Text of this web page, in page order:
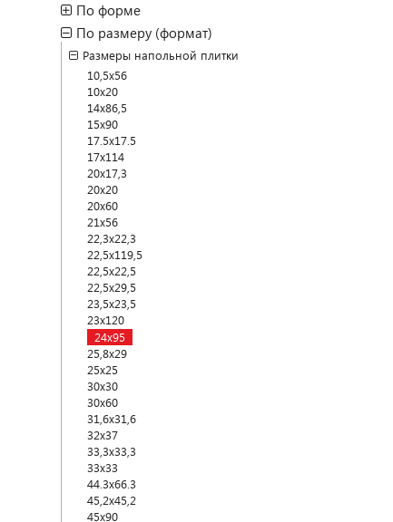
По форме
По размеру (формат)
Размеры напольной плитки
10,5x56
10x20
14x86,5
15x90
17.5x17.5
17x114
20x17,3
20x20
20x60
21x56
22,3x22,3
22,5x119,5
22,5x22,5
22,5x29,5
23,5x23,5
23x120
24x95
25,8x29
25x25
30x30
30x60
31,6x31,6
32x37
33,3x33,3
33x33
44.3x66.3
45,2х45,2
45x90